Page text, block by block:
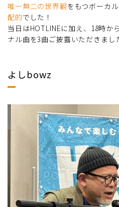
唯一無二の世界観をもつボーカ
配的でした！
当日はHOTLINEに加え、18時か
ナル曲を3曲ご披露いただきまし
よしbowz